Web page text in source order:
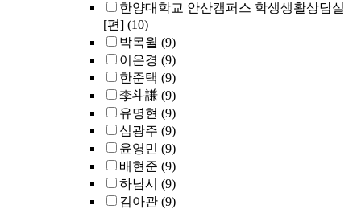
한양대학교 안산캠퍼스 학생생활상담실
[편] (10)
박목월 (9)
이은경 (9)
한준택 (9)
李斗謙 (9)
유명현 (9)
심광주 (9)
윤영민 (9)
배현준 (9)
하남시 (9)
김아관 (9)